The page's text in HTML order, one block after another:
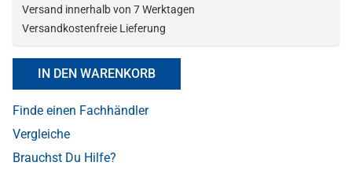
Versand innerhalb von 7 Werktagen
Versandkostenfreie Lieferung
IN DEN WARENKORB
Finde einen Fachhändler
Vergleiche
Brauchst Du Hilfe?